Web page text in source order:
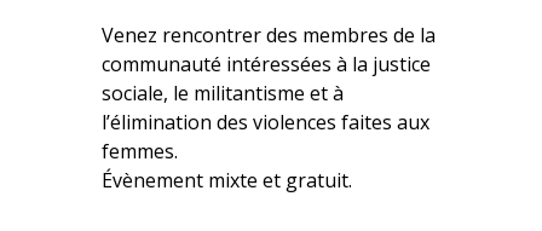
Venez rencontrer des membres de la
communauté intéressées à la justice
sociale, le militantisme et à
l’élimination des violences faites aux
femmes.
Évènement mixte et gratuit.